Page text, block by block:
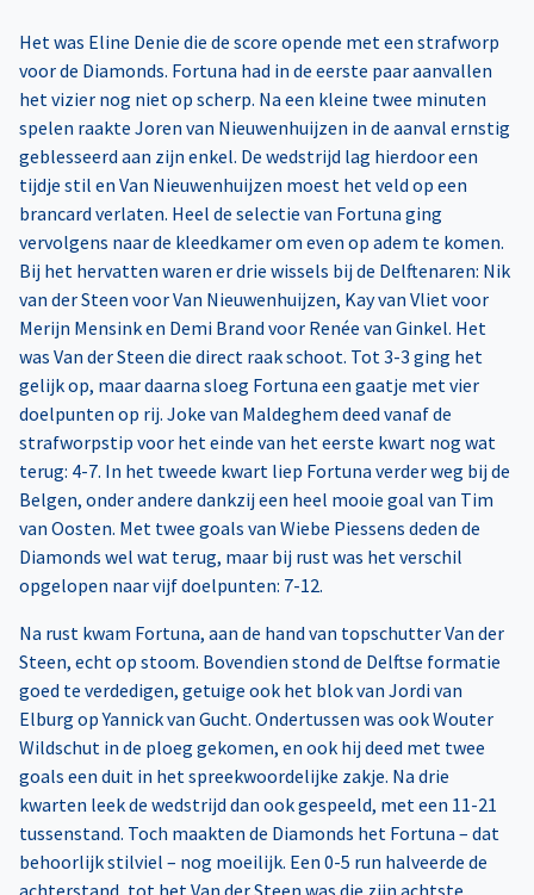
Het was Eline Denie die de score opende met een strafworp
voor de Diamonds. Fortuna had in de eerste paar aanvallen
het vizier nog niet op scherp. Na een kleine twee minuten
spelen raakte Joren van Nieuwenhuijzen in de aanval ernstig
geblesseerd aan zijn enkel. De wedstrijd lag hierdoor een
tijdje stil en Van Nieuwenhuijzen moest het veld op een
brancard verlaten. Heel de selectie van Fortuna ging
vervolgens naar de kleedkamer om even op adem te komen.
Bij het hervatten waren er drie wissels bij de Delftenaren: Nik
van der Steen voor Van Nieuwenhuijzen, Kay van Vliet voor
Merijn Mensink en Demi Brand voor Renée van Ginkel. Het
was Van der Steen die direct raak schoot. Tot 3-3 ging het
gelijk op, maar daarna sloeg Fortuna een gaatje met vier
doelpunten op rij. Joke van Maldeghem deed vanaf de
strafworpstip voor het einde van het eerste kwart nog wat
terug: 4-7. In het tweede kwart liep Fortuna verder weg bij de
Belgen, onder andere dankzij een heel mooie goal van Tim
van Oosten. Met twee goals van Wiebe Piessens deden de
Diamonds wel wat terug, maar bij rust was het verschil
opgelopen naar vijf doelpunten: 7-12.
Na rust kwam Fortuna, aan de hand van topschutter Van der
Steen, echt op stoom. Bovendien stond de Delftse formatie
goed te verdedigen, getuige ook het blok van Jordi van
Elburg op Yannick van Gucht. Ondertussen was ook Wouter
Wildschut in de ploeg gekomen, en ook hij deed met twee
goals een duit in het spreekwoordelijke zakje. Na drie
kwarten leek de wedstrijd dan ook gespeeld, met een 11-21
tussenstand. Toch maakten de Diamonds het Fortuna – dat
behoorlijk stilviel – nog moeilijk. Een 0-5 run halveerde de